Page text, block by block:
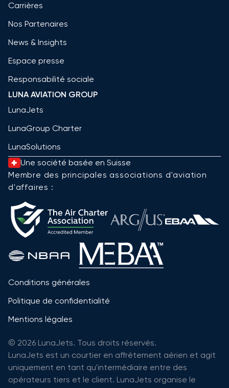
Carrières
Nos Partenaires
News & Insights
Espace presse
Responsabilité sociale
LUNA AVIATION GROUP
LunaJets
LunaGroup Charter
LunaSolutions
Une société basée en Suisse
Membre des principales associations d'aviation
d'affaires :
Conditions générales
Politique de confidentialité
Mentions légales
© 2026 LunaJets. Tous droits réservés.
LunaJets est un courtier en affrètement aérien et agit
uniquement en tant qu'intermédiaire entre des
opérateurs tiers et le client. LunaJets organise le